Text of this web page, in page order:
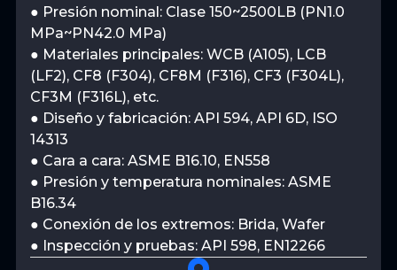
● Presión nominal: Clase 150~2500LB (PN1.0
MPa~PN42.0 MPa)
● Materiales principales: WCB (A105), LCB
(LF2), CF8 (F304), CF8M (F316), CF3 (F304L),
CF3M (F316L), etc.
● Diseño y fabricación: API 594, API 6D, ISO
14313
● Cara a cara: ASME B16.10, EN558
● Presión y temperatura nominales: ASME
B16.34
● Conexión de los extremos: Brida, Wafer
● Inspección y pruebas: API 598, EN12266